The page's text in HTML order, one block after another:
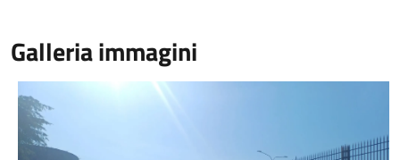
Galleria immagini